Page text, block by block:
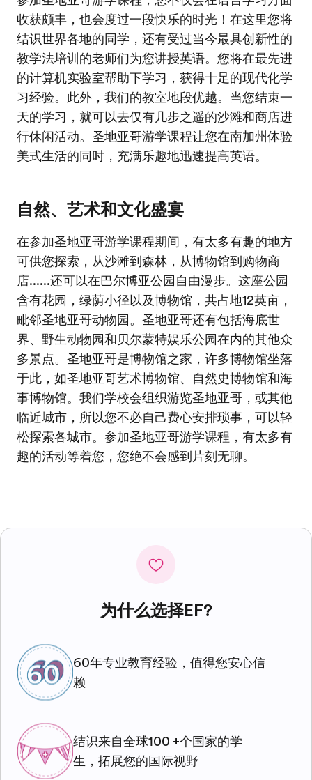
收获颇丰，也会度过一段快乐的时光！在这里您将
结识世界各地的同学，还有受过当今最具创新性的
教学法培训的老师们为您讲授英语。您将在最先进
的计算机实验室帮助下学习，获得十足的现代化学
习经验。此外，我们的教室地段优越。当您结束一
天的学习，就可以去仅有几步之遥的沙滩和商店进
行休闲活动。圣地亚哥游学课程让您在南加州体验
美式生活的同时，充满乐趣地迅速提高英语。
自然、艺术和文化盛宴
在参加圣地亚哥游学课程期间，有太多有趣的地方
可供您探索，从沙滩到森林，从博物馆到购物商
店......还可以在巴尔博亚公园自由漫步。这座公园
含有花园，绿荫小径以及博物馆，共占地12英亩，
毗邻圣地亚哥动物园。圣地亚哥还有包括海底世
界、野生动物园和贝尔蒙特娱乐公园在内的其他众
多景点。圣地亚哥是博物馆之家，许多博物馆坐落
于此，如圣地亚哥艺术博物馆、自然史博物馆和海
事博物馆。我们学校会组织游览圣地亚哥，或其他
临近城市，所以您不必自己费心安排琐事，可以轻
松探索各城市。参加圣地亚哥游学课程，有太多有
趣的活动等着您，您绝不会感到片刻无聊。
为什么选择EF?
60年专业教育经验，值得您安心信
赖
结识来自全球100 +个国家的学
生，拓展您的国际视野